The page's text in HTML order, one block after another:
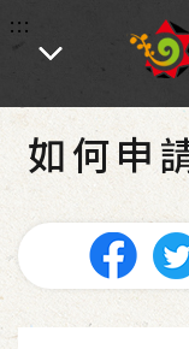
:::
:::
如何申